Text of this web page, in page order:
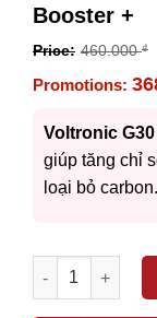
Booster +
460.000₫
Original
was:
460.000 ₫.
price
is:
368.000 ₫.
Voltronic
giúp tăng chỉ
loại bỏ carbon.
VTN - Phụ gia